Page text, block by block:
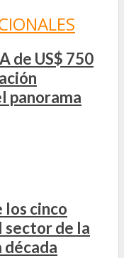
de US$ 750
panorama
los cinco
sector de la
década